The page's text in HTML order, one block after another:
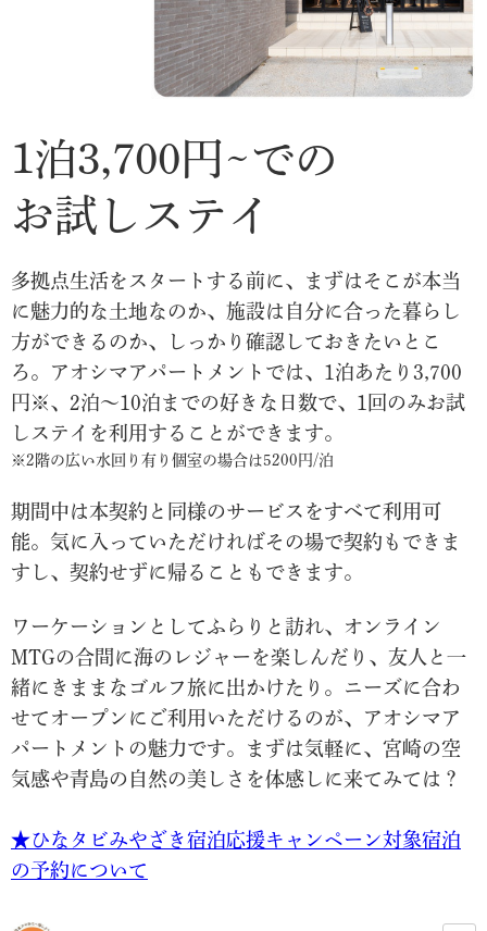
1泊3,700円~での
お試しステイ
多拠点生活をスタートする前に、まずはそこが本当
に魅力的な土地なのか、施設は自分に合った暮らし
方ができるのか、しっかり確認しておきたいとこ
ろ。アオシマアパートメントでは、1泊あたり3,700
円※、2泊〜10泊までの好きな日数で、1回のみお試
しステイを利用することができます。
※2階の広い水回り有り個室の場合は5200円/泊
期間中は本契約と同様のサービスをすべて利用可
能。気に入っていただければその場で契約もできま
すし、契約せずに帰ることもできます。
ワーケーションとしてふらりと訪れ、オンライン
MTGの合間に海のレジャーを楽しんだり、友人と一
緒にきままなゴルフ旅に出かけたり。ニーズに合わ
せてオープンにご利用いただけるのが、アオシマア
パートメントの魅力です。まずは気軽に、宮崎の空
気感や青島の自然の美しさを体感しに来てみては？
★ひなタビみやざき宿泊応援キャンペーン対象宿泊
の予約について